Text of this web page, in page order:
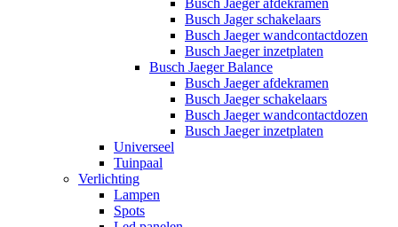
Busch Jaeger afdekramen
Busch Jager schakelaars
Busch Jaeger wandcontactdozen
Busch Jaeger inzetplaten
Busch Jaeger Balance
Busch Jaeger afdekramen
Busch Jaeger schakelaars
Busch Jaeger wandcontactdozen
Busch Jaeger inzetplaten
Universeel
Tuinpaal
Verlichting
Lampen
Spots